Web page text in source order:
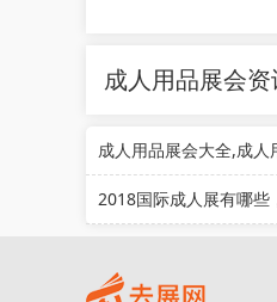
成人用品展会
成人用品展会大全,成人
2018国际成人展有哪些